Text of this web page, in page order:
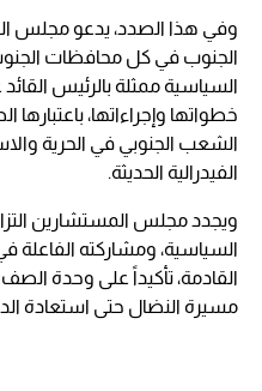
وفي هذا الصدد، يدعو مجلس
الجنوب في كل محافظات
السياسية ممثلة بالرئيس
خطواتها وإجراءاتها،
الشعب الجنوبي في الحرية
الفيدرالية الحديثة.
ويجدد مجلس المستشارين
السياسية، ومشاركته الفاعلة
القادمة، تأكيداً على وحدة
مسيرة النضال حتى استعادة